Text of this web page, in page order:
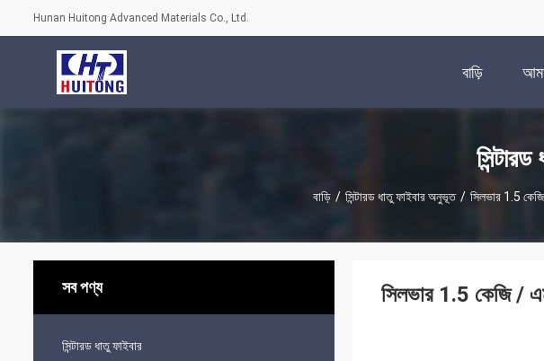
Hunan Huitong Advanced Materials Co., Ltd.
বাড়ি
বাড়ি / সিন্টারড ধাতু ফাইবার অনুভূত / সিলভার 1.5
সব পণ্য
সিন্টারড ধাতু ফাইবার
সিলভার 1.5 কেজি /